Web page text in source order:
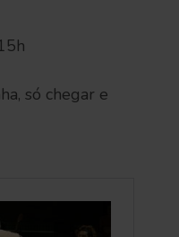
só chegar e